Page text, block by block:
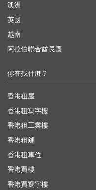
澳洲
英國
越南
阿拉伯聯合酋長國
你在找什麼？
香港租屋
香港租寫字樓
香港租工業樓
香港租舖
香港租車位
香港買樓
香港買寫字樓